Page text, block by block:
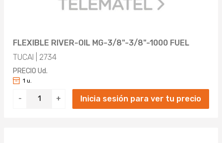
FLEXIBLE RIVER-OIL MG-3/8"-3/8"-1000 FUEL
TUCAI | 2734
PRECIO Ud.
- +
1 u.
Inicia sesión para ver tu precio